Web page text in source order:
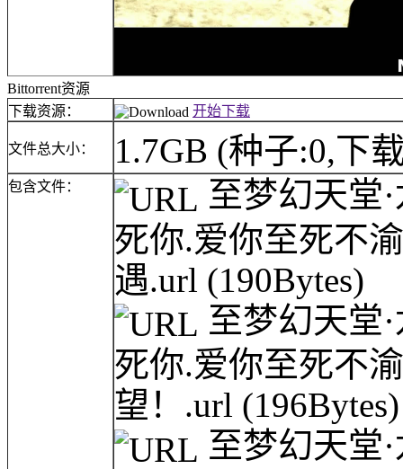
Bittorrent资源
下载资源：
开始下载
文件总大小： 1.7GB (种子:0,下
包含文件：
至梦幻天堂
死你.爱你至死不
遇.url (190Bytes)
至梦幻天堂
死你.爱你至死不
望！.url (196Bytes)
至梦幻天堂